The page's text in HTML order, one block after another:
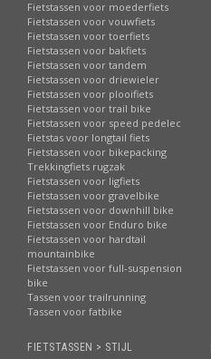
Fietstassen voor moederfiets
Fietstassen voor vouwfiets
Fietstassen voor toerfiets
Fietstassen voor bakfiets
Fietstassen voor tandem
Fietstassen voor driewieler
Fietstassen voor plooifiets
Fietstassen voor trail bike
Fietstassen voor speed pedelec
Fietstas voor longtail fiets
Fietstassen voor bikepacking
Trekkingfiets rugzak
Fietstassen voor ligfiets
Fietstassen voor gravelbike
Fietstassen voor downhill bike
Fietstassen voor Enduro bike
Fietstassen voor hardtail
mountainbike
Fietstassen voor full-suspension
bike
Tassen voor trailrunning
Tassen voor fatbike
FIETSTASSEN > STIJL